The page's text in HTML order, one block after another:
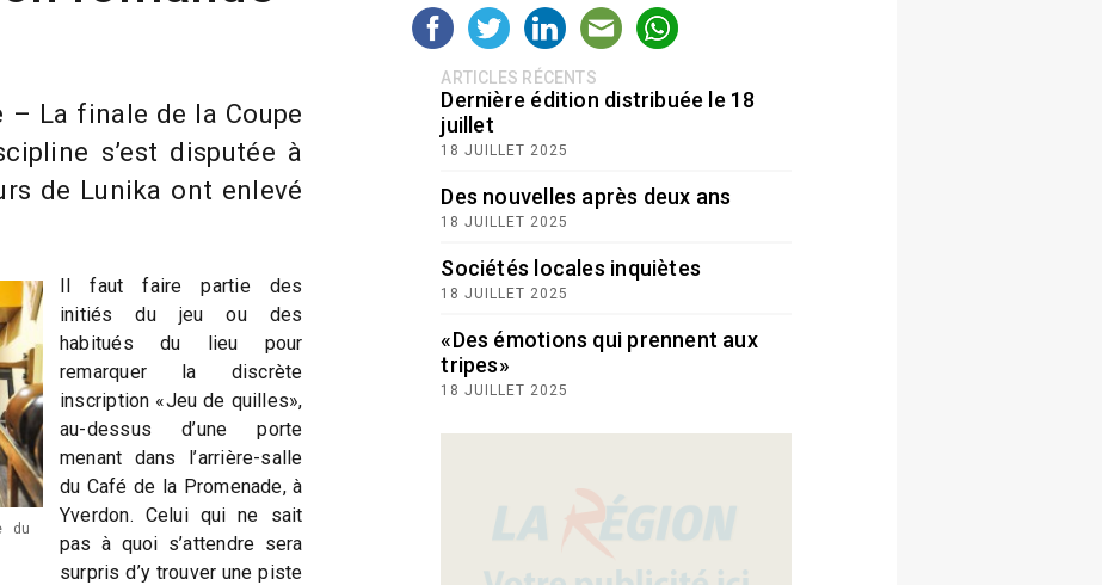
– La finale de la Coupe
s’est disputée à
de Lunika ont enlevé
du
Il faut faire partie des
initiés du jeu ou des
habitués du lieu pour
remarquer la discrète
inscription «Jeu de quilles»,
au-dessus d’une porte
menant dans l’arrière-salle
du Café de la Promenade, à
Yverdon. Celui qui ne sait
pas à quoi s’attendre sera
surpris d’y trouver une piste
ARTICLES RÉCENTS
Dernière édition distribuée le 18
juillet
18 JUILLET 2025
Des nouvelles après deux ans
18 JUILLET 2025
Sociétés locales inquiètes
18 JUILLET 2025
«Des émotions qui prennent aux
tripes»
18 JUILLET 2025